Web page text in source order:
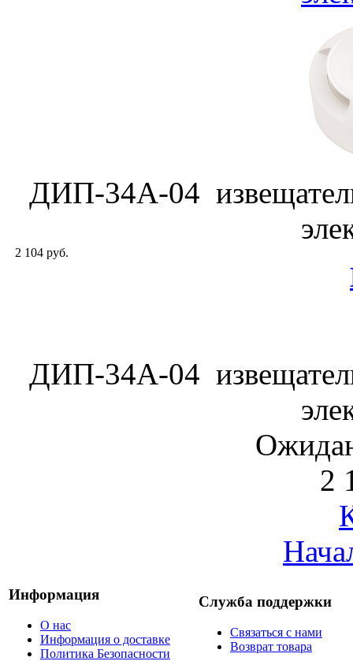
ДИП-34А-04
2 104 руб.
ДИП-34А-04
2
Информация
О нас
Информация о доставке
Политика Безопасности
Служба поддержки
Связаться с нами
Возврат товара